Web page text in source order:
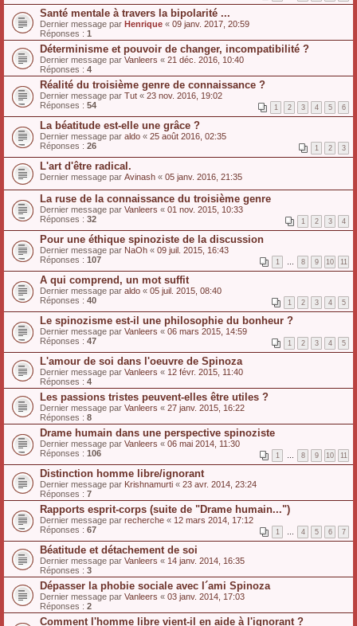
Santé mentale à travers la bipolarité ...
Dernier message par Henrique « 09 janv. 2017, 20:59
Réponses : 1
Déterminisme et pouvoir de changer, incompatibilité ?
Dernier message par Vanleers « 21 déc. 2016, 10:40
Réponses : 4
Réalité du troisième genre de connaissance ?
Dernier message par Tut « 23 nov. 2016, 19:02
Réponses : 54 1 2 3 4 5 6
La béatitude est-elle une grâce ?
Dernier message par aldo « 25 août 2016, 02:35
Réponses : 26 1 2 3
L'art d'être radical.
Dernier message par Avinash « 05 janv. 2016, 21:35
La ruse de la connaissance du troisième genre
Dernier message par Vanleers « 01 nov. 2015, 10:33
Réponses : 32 1 2 3 4
Pour une éthique spinoziste de la discussion
Dernier message par NaOh « 09 juil. 2015, 16:43
Réponses : 107 1 … 8 9 10 11
A qui comprend, un mot suffit
Dernier message par aldo « 05 juil. 2015, 08:40
Réponses : 40 1 2 3 4 5
Le spinozisme est-il une philosophie du bonheur ?
Dernier message par Vanleers « 06 mars 2015, 14:59
Réponses : 47 1 2 3 4 5
L'amour de soi dans l'oeuvre de Spinoza
Dernier message par Vanleers « 12 févr. 2015, 11:40
Réponses : 4
Les passions tristes peuvent-elles être utiles ?
Dernier message par Vanleers « 27 janv. 2015, 16:22
Réponses : 8
Drame humain dans une perspective spinoziste
Dernier message par Vanleers « 06 mai 2014, 11:30
Réponses : 106 1 … 8 9 10 11
Distinction homme libre/ignorant
Dernier message par Krishnamurti « 23 avr. 2014, 23:24
Réponses : 7
Rapports esprit-corps (suite de "Drame humain...")
Dernier message par recherche « 12 mars 2014, 17:12
Réponses : 67 1 … 4 5 6 7
Béatitude et détachement de soi
Dernier message par Vanleers « 14 janv. 2014, 16:35
Réponses : 3
Dépasser la phobie sociale avec l´ami Spinoza
Dernier message par Vanleers « 03 janv. 2014, 17:03
Réponses : 2
Comment l'homme libre vient-il en aide à l'ignorant ?